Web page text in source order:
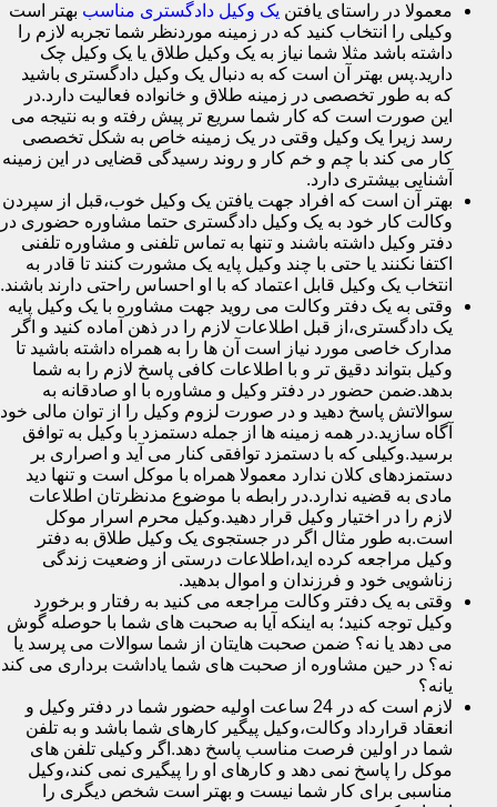
معمولا در راستای یافتن یک وکیل دادگستری مناسب بهتر است
وکیلی را انتخاب کنید که در زمینه موردنظر شما تجربه لازم را
داشته باشد مثلا شما نیاز به یک وکیل طلاق یا یک وکیل چک
دارید.پس بهتر آن است که به دنبال یک وکیل دادگستری باشید
که به طور تخصصی در زمینه طلاق و خانواده فعالیت دارد.در
این صورت است که کار شما سریع تر پیش رفته و به نتیجه می
رسد زیرا یک وکیل وقتی در یک زمینه خاص به شکل تخصصی
کار می کند با چم و خم کار و روند رسیدگی قضایی در این زمینه
آشنایی بیشتری دارد.
بهتر آن است که افراد جهت یافتن یک وکیل خوب،قبل از سپردن
وکالت کار خود به یک وکیل دادگستری حتما مشاوره حضوری در
دفتر وکیل داشته باشند و تنها به تماس تلفنی و مشاوره تلفنی
اکتفا نکنند یا حتی با چند وکیل پایه یک مشورت کنند تا قادر به
انتخاب یک وکیل قابل اعتماد که با او احساس راحتی دارند باشند.
وقتی به یک دفتر وکالت می روید جهت مشاوره با یک وکیل پایه
یک دادگستری،از قبل اطلاعات لازم را در ذهن آماده کنید و اگر
مدارک خاصی مورد نیاز است آن ها را به همراه داشته باشید تا
وکیل بتواند دقیق تر و با اطلاعات کافی پاسخ لازم را به شما
بدهد.ضمن حضور در دفتر وکیل و مشاوره با او صادقانه به
سوالاتش پاسخ دهید و در صورت لزوم وکیل را از توان مالی خود
آگاه سازید.در همه زمینه ها از جمله دستمزد با وکیل به توافق
برسید.وکیلی که با دستمزد توافقی کنار می آید و اصراری بر
دستمزدهای کلان ندارد معمولا همراه با موکل است و تنها دید
مادی به قضیه ندارد.در رابطه با موضوع مدنظرتان اطلاعات
لازم را در اختیار وکیل قرار دهید.وکیل محرم اسرار موکل
است.به طور مثال اگر در جستجوی یک وکیل طلاق به دفتر
وکیل مراجعه کرده اید،اطلاعات درستی از وضعیت زندگی
زناشویی خود و فرزندان و اموال بدهید.
وقتی به یک دفتر وکالت مراجعه می کنید به رفتار و برخورد
وکیل توجه کنید؛ به اینکه آیا به صحبت های شما با حوصله گوش
می دهد یا نه؟ ضمن صحبت هایتان از شما سوالات می پرسد یا
نه؟ در حین مشاوره از صحبت های شما یاداشت برداری می کند
یانه؟
لازم است که در 24 ساعت اولیه حضور شما در دفتر وکیل و
انعقاد قرارداد وکالت،وکیل پیگیر کارهای شما باشد و به تلفن
شما در اولین فرصت مناسب پاسخ دهد.اگر وکیلی تلفن های
موکل را پاسخ نمی دهد و کارهای او را پیگیری نمی کند،وکیل
مناسبی برای کار شما نیست و بهتر است شخص دیگری را